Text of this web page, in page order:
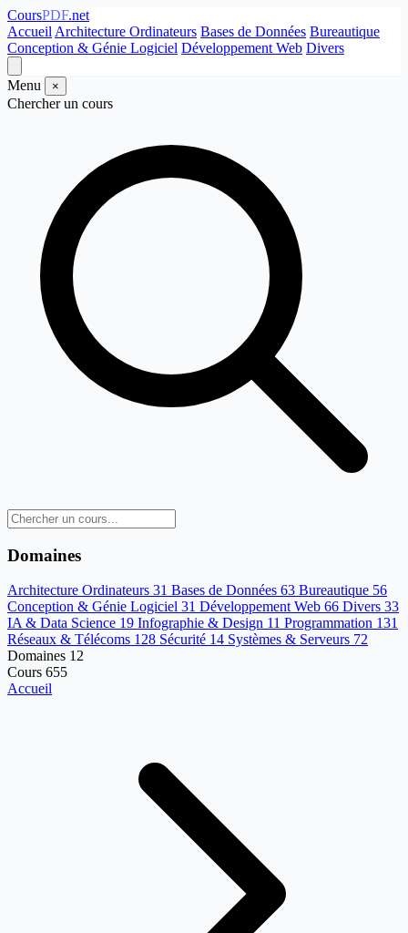
CoursPDF.net
Accueil Architecture Ordinateurs Bases de Données Bureautique
Conception & Génie Logiciel Développement Web Divers
Menu ×
Chercher un cours
Domaines
Architecture Ordinateurs 31 Bases de Données 63 Bureautique 56
Conception & Génie Logiciel 31 Développement Web 66 Divers 33
IA & Data Science 19 Infographie & Design 11 Programmation 131
Réseaux & Télécoms 128 Sécurité 14 Systèmes & Serveurs 72
Domaines 12
Cours 655
Accueil